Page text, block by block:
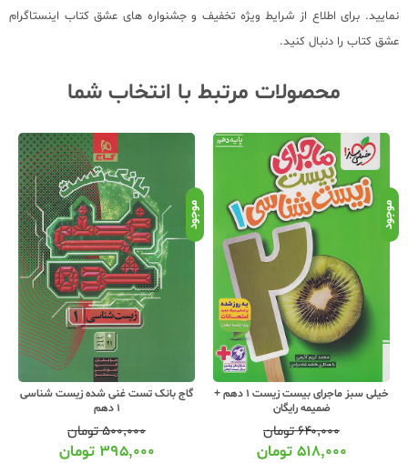
نمایید. برای اطلاع از شرایط ویژه تخفیف و جشنواره های عشق کتاب اینستاگرام
عشق کتاب را دنبال کنید.
محصولات مرتبط با انتخاب شما
موجود
خیلی سبز ماجرای بیست زیست 1 دهم +
ضمیمه رایگان
۶۴۰,۰۰۰تومان
۵۱۸,۰۰۰ تومان
موجود
گاج بانک تست غنی شده زیست شناسی
1 دهم
۵۰۰,۰۰۰تومان
۳۹۵,۰۰۰ تومان